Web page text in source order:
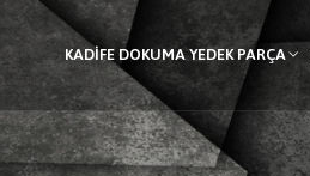
KADIFE DOKUMA YEDEK PARÇA